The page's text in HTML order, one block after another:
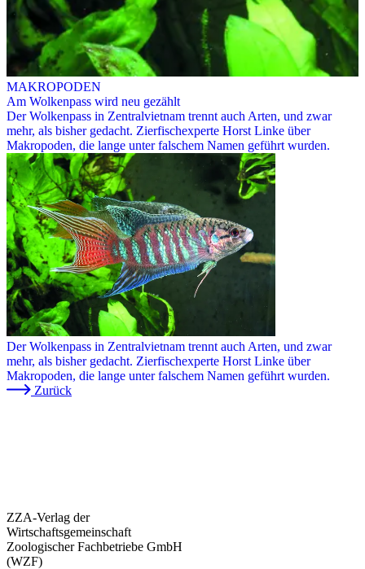
MAKROPODEN
Am Wolkenpass wird neu gezählt
Der Wolkenpass in Zentralvietnam trennt auch Arten, und zwar
mehr, als bisher gedacht. Zierfischexperte Horst Linke über
Makropoden, die lange unter falschem Namen geführt wurden.
Der Wolkenpass in Zentralvietnam trennt auch Arten, und zwar
mehr, als bisher gedacht. Zierfischexperte Horst Linke über
Makropoden, die lange unter falschem Namen geführt wurden.
Zurück
ZZA-Verlag der
Wirtschaftsgemeinschaft
Zoologischer Fachbetriebe GmbH
(WZF)